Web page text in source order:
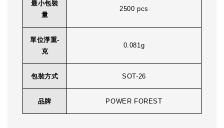
最小包裝
量
2500 pcs
單位淨重-
克
0.081g
包裝方式 SOT-26
品牌 POWER FOREST